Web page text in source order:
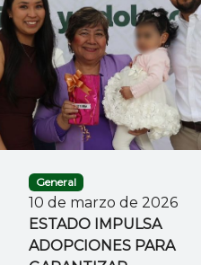
General
10 de marzo de 2026
ESTADO IMPULSA
ADOPCIONES PARA